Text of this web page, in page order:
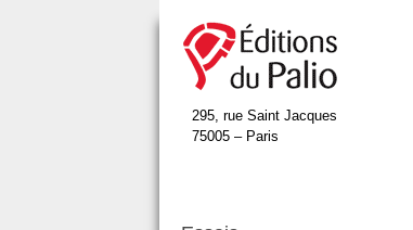
295, rue Saint Jacques
75005 – Paris